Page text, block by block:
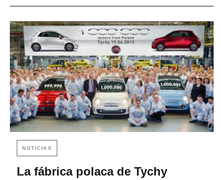
NOTICIAS
La fábrica polaca de Tychy